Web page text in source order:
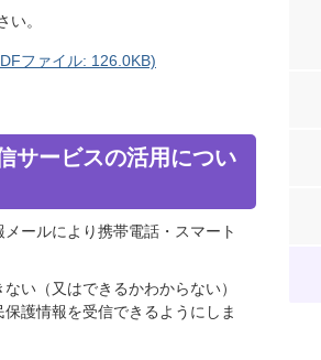
。
ファイル: 126.0KB)
サービスの活用につい
ールにより携帯電話・スマート
い（又はできるかわからない）
護情報を受信できるようにしま